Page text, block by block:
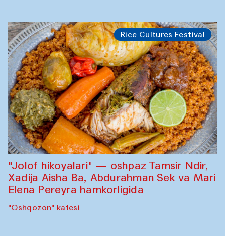
Rice Cultures Festival
"Jolof hikoyalari" — oshpaz Tamsir Ndir,
Xadija Aisha Ba, Abdurahman Sek va Mari
Elena Pereyra hamkorligida
"Oshqozon" kafesi